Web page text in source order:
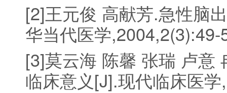
[2]王元俊 高献芳.急性脑
华当代医学,2004,2(3):49-
[3]莫云海 陈馨 张瑞 卢意
临床意义[J].现代临床医